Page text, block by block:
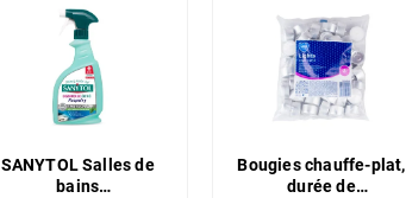
SANYTOL Salles de
bains
Bougies chauffe-plat,
durée de